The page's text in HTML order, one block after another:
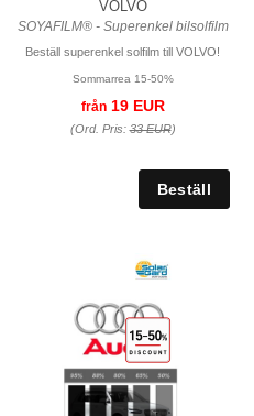
VOLVO
SOYAFILM® - Superenkel bilsolfilm
Beställ superenkel solfilm till VOLVO!
Sommarrea 15-50%
från19 EUR
(Ord. Pris:33 EUR)